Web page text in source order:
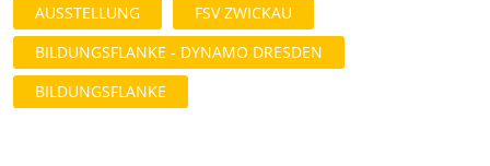
AUSSTELLUNG
FSV ZWICKAU
BILDUNGSFLANKE - DYNAMO DRESDEN
BILDUNGSFLANKE